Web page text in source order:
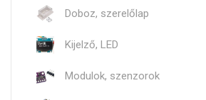
Doboz, szerelőlap
Kijelző, LED
Modulok, szenzorok